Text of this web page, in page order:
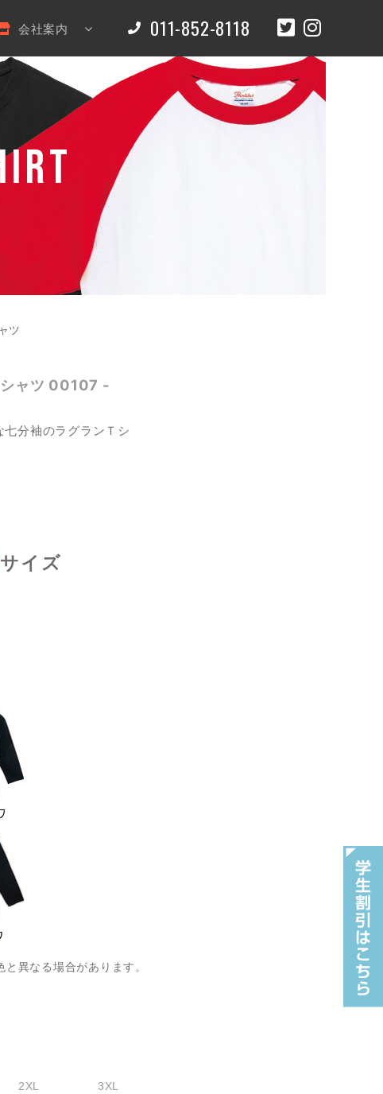
会社案内 011-852-8118
ツ
ャツ 00107 -
分袖のラグランＴシ
サイズ
異なる場合があります。
2XL 3XL